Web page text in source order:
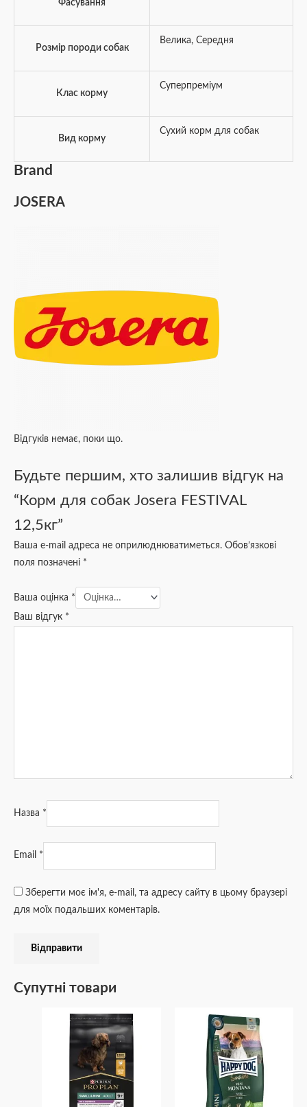
Фасування
Розмір породи собак
Велика, Середня
Клас корму
Суперпреміум
Вид корму
Сухий корм для собак
Brand
JOSERA
Відгуків немає, поки що.
Будьте першим, хто залишив відгук на
“Корм для собак Josera FESTIVAL
12,5кг”
Ваша e-mail адреса не оприлюднюватиметься. Обов’язкові
поля позначені *
Ваша оцінка *
Ваш відгук *
Назва *
Email *
Зберегти моє ім'я, e-mail, та адресу сайту в цьому браузері
для моїх подальших коментарів.
Супутні товари